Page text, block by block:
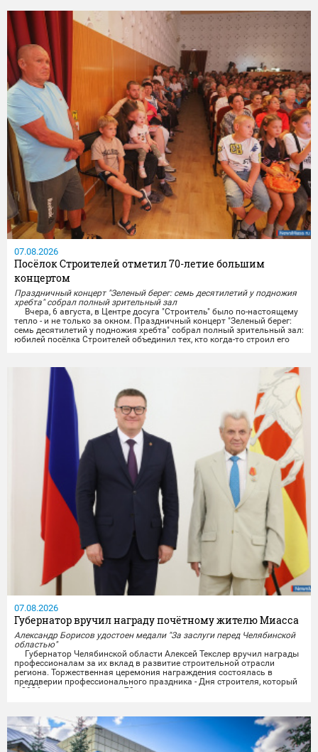
07.08.2026
Посёлок Строителей отметил 70-летие большим
концертом
Праздничный концерт "Зеленый берег: семь десятилетий у подножия
хребта" собрал полный зрительный зал
Вчера, 6 августа, в Центре досуга "Строитель" было по-настоящему
тепло - и не только за окном. Праздничный концерт "Зеленый берег:
семь десятилетий у подножия хребта" собрал полный зрительный зал:
юбилей посёлка Строителей объединил тех, кто когда-то строил его
Со сцены звучали тёплые слова...
07.08.2026
Губернатор вручил награду почётному жителю Миасса
Александр Борисов удостоен медали "За заслуги перед Челябинской
областью"
Губернатор Челябинской области Алексей Текслер вручил награды
профессионалам за их вклад в развитие строительной отрасли
региона. Торжественная церемония награждения состоялась в
преддверии профессионального праздника - Дня строителя, который
в 2026 году отмечает свое 70-летие.